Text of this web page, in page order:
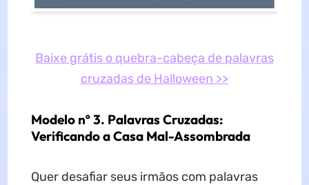
Baixe grátis o quebra-cabeça de palavras
cruzadas de Halloween >>
Modelo nº 3. Palavras Cruzadas:
Verificando a Casa Mal-Assombrada
Quer desafiar seus irmãos com palavras